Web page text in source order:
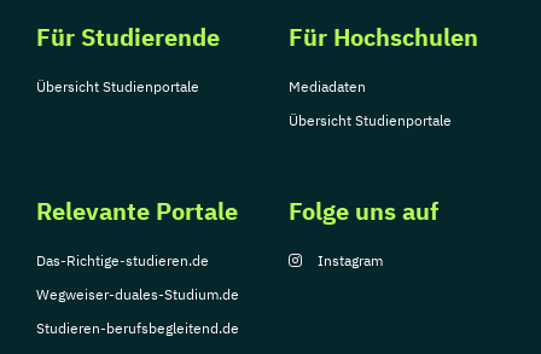
Für Studierende
Übersicht Studienportale
Für Hochschulen
Mediadaten
Übersicht Studienportale
Relevante Portale
Das-Richtige-studieren.de
Wegweiser-duales-Studium.de
Studieren-berufsbegleitend.de
Folge uns auf
Instagram